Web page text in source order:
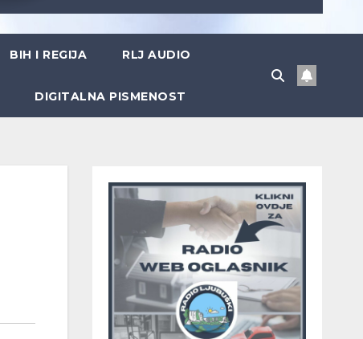
BIH I REGIJA RLJ AUDIO
DIGITALNA PISMENOST